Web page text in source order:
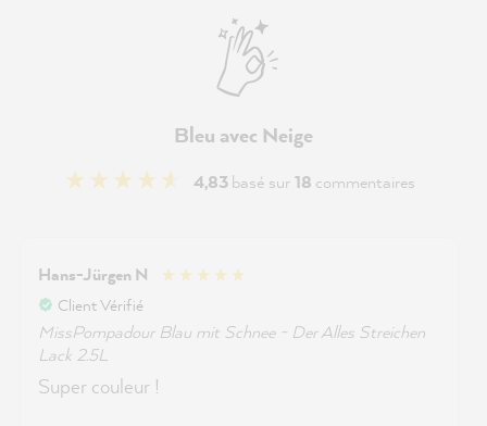
Bleu avec Neige
4,83basé sur18 commentaires
Hans-Jürgen N
Client Vérifié
MissPompadour Blau mit Schnee - Der Alles Streichen
Lack 2.5L
Super couleur !